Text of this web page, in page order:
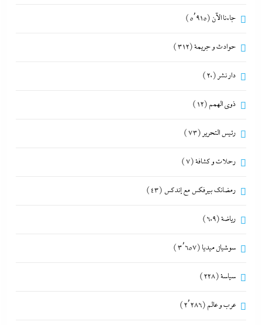
جاءنا الآن (5٬915)
حوادث و جريمة(312)
دار نشر (20)
ذوى الهمم (12)
رئيس التحرير (73)
رحلات و كشافة(7)
رمضانك بيرفكس مع إندكس (43)
رياضة(609)
سوشيال ميديا (3٬657)
سياسة(228)
عرب و عالم (2٬286)